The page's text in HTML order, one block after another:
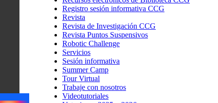
Registro sesión informativa CCG
Revista
Revista de Investigación CCG
Revista Puntos Suspensivos
Robotic Challenge
Servicios
Sesión informativa
Summer Camp
Tour Virtual
Trabaje con nosotros
Videotutoriales